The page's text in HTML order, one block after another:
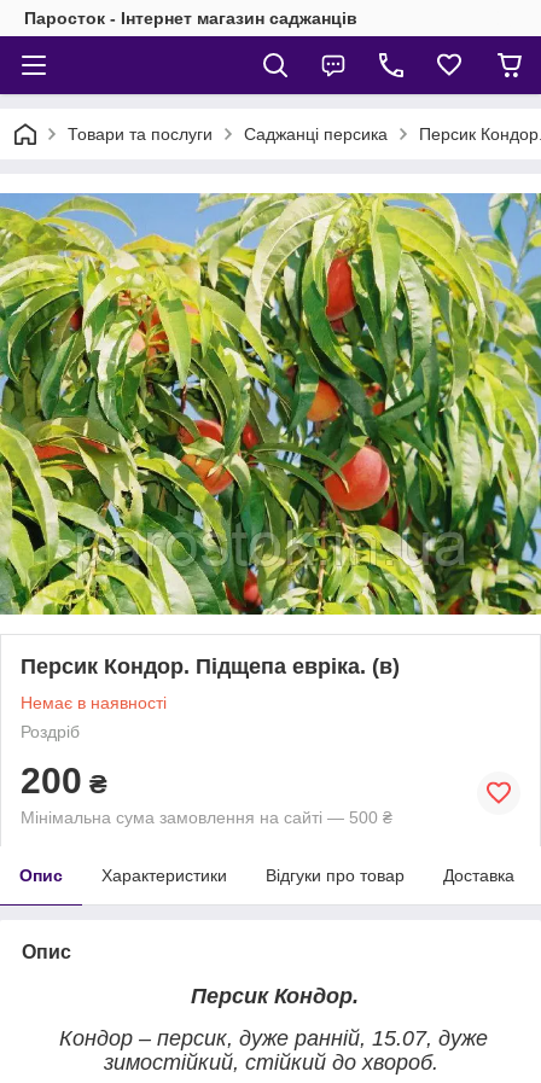
Паросток - Інтернет магазин саджанців
Товари та послуги Саджанці персика Персик
Персик Кондор. Підщепа евріка. (в)
Немає в наявності
Роздріб
200 ₴
Мінімальна сума замовлення на сайті — 500 ₴
Опис Характеристики Відгуки про товар Доставка
Опис
Персик Кондор.
Кондор – персик, дуже ранній, 15.07, дуже
зимостійкий, стійкий до хвороб.